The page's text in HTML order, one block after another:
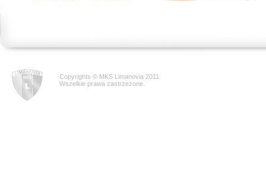
Copyrights © MKS Limanovia 2011
Wszelkie prawa zastrzeżone.